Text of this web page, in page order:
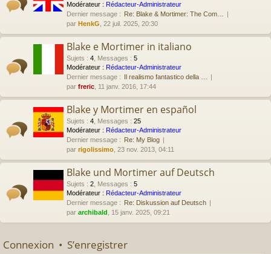
Modérateur : Rédacteur-Administrateur
Dernier message : Re: Blake & Mortimer: The Com…
par HenkG , 22 juil. 2025, 20:30
Blake e Mortimer in italiano
Sujets : 4 Messages : 5
Modérateur : Rédacteur-Administrateur
Dernier message : Il realismo fantastico della …
par freric , 11 janv. 2016, 17:44
Blake y Mortimer en español
Sujets : 4 Messages : 25
Modérateur : Rédacteur-Administrateur
Dernier message : Re: My Blog
par rigolissimo , 23 nov. 2013, 04:11
Blake und Mortimer auf Deutsch
Sujets : 2 Messages : 5
Modérateur : Rédacteur-Administrateur
Dernier message : Re: Diskussion auf Deutsch
par archibald , 15 janv. 2025, 09:21
Connexion • S’enregistrer